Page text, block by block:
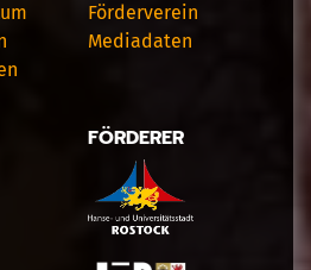
Förderverein
Mediadaten
FÖRDERER